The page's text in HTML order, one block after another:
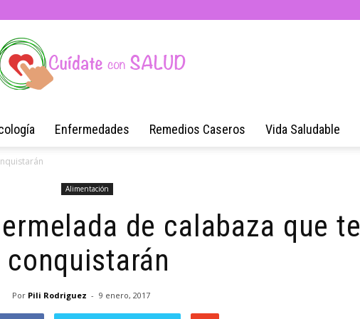
de
Enfermedades Remedios Caseros Vida Saludable
Alimentación
de calabaza que te
conquistarán
Por Pili Rodriguez - 9 enero, 2017